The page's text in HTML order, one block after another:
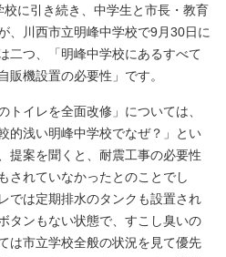
に引き続き、中学生と市長・教育
、川西市立明峰中学校で9月30日に
二つ、「明峰中学校にあるすべて
販機設置の必要性」です。
イレを全面改修」については、
的浅い明峰中学校でなぜ？」とい
提案を聞くと、耐震工事の必要性
されていなかったとのことでし
では定期排水のタンクも設置され
タンもない状態で、すこし臭いの
は市立学校全般の状況を見て優先